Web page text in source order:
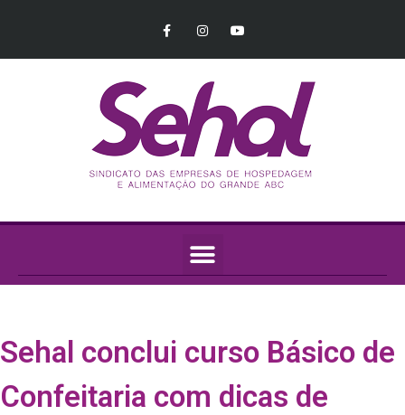
Sehal conclui curso Básico de
Confeitaria com dicas de